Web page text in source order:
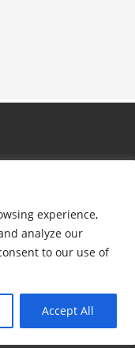
experience,
analyze our
to our use of
Accept All
983 39 50 97
de Balonmano de